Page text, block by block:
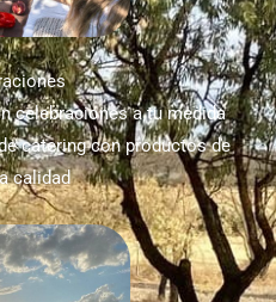
celebraciones a tu medida
catering con productos de
calidad